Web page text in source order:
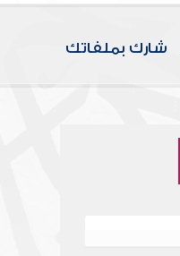
شارك بملفاتك